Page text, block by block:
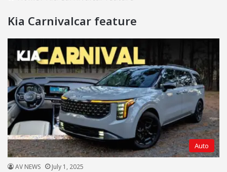
Kia Carnivalcar feature
Auto
AV NEWS July 1, 2025